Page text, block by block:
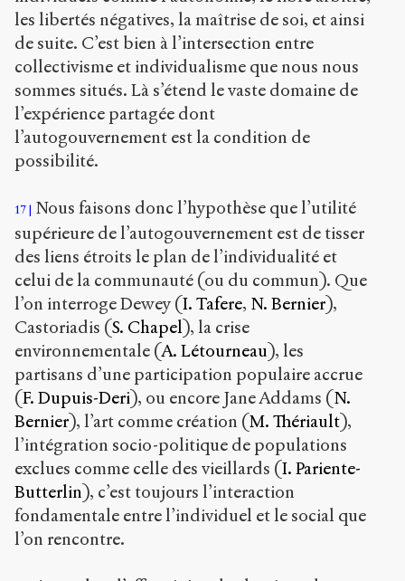
les libertés négatives, la maîtrise de soi, et ainsi
de suite. C’est bien à l’intersection entre
collectivisme et individualisme que nous nous
sommes situés. Là s’étend le vaste domaine de
l’expérience partagée dont
l’autogouvernement est la condition de
possibilité.
17
Nous faisons donc l’hypothèse que l’utilité
supérieure de l’autogouvernement est de tisser
des liens étroits le plan de l’individualité et
celui de la communauté (ou du commun). Que
l’on interroge Dewey (I. Tafere, N. Bernier),
Castoriadis (S. Chapel), la crise
environnementale (A. Létourneau), les
partisans d’une participation populaire accrue
(F. Dupuis-Deri), ou encore Jane Addams (N.
Bernier), l’art comme création (M. Thériault),
l’intégration socio-politique de populations
exclues comme celle des vieillards (I. Pariente-
Butterlin), c’est toujours l’interaction
fondamentale entre l’individuel et le social que
l’on rencontre.